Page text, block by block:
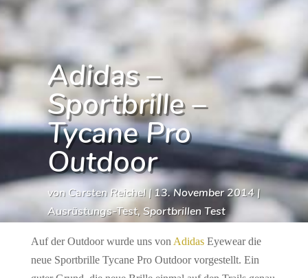
Adidas –
Sportbrille –
Tycane Pro
Outdoor
von Carsten Reichel|13. November 2014|
Ausrüstungs-Test,Sportbrillen Test
Auf der Outdoor wurde uns von AdidasEyewear die
neue Sportbrille Tycane Pro Outdoor vorgestellt. Ein